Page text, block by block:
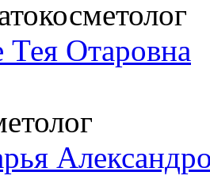
Тея Отаровна